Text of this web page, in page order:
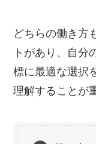
どちらの働き方
トがあり、自分
標に最適な選択
理解することが